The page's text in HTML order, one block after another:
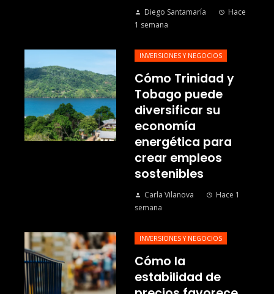
Diego Santamaría
Hace
1 semana
INVERSIONES Y NEGOCIOS
Cómo Trinidad y
Tobago puede
diversificar su
economía
energética para
crear empleos
sostenibles
Carla Vilanova
Hace 1
semana
INVERSIONES Y NEGOCIOS
Cómo la
estabilidad de